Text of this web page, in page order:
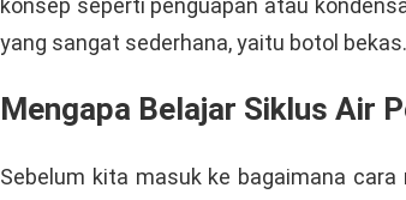
konsep seperti penguapan atau
yang sangat sederhana, yaitu botol
Mengapa Belajar Siklus Air
Sebelum kita masuk ke bagaimana